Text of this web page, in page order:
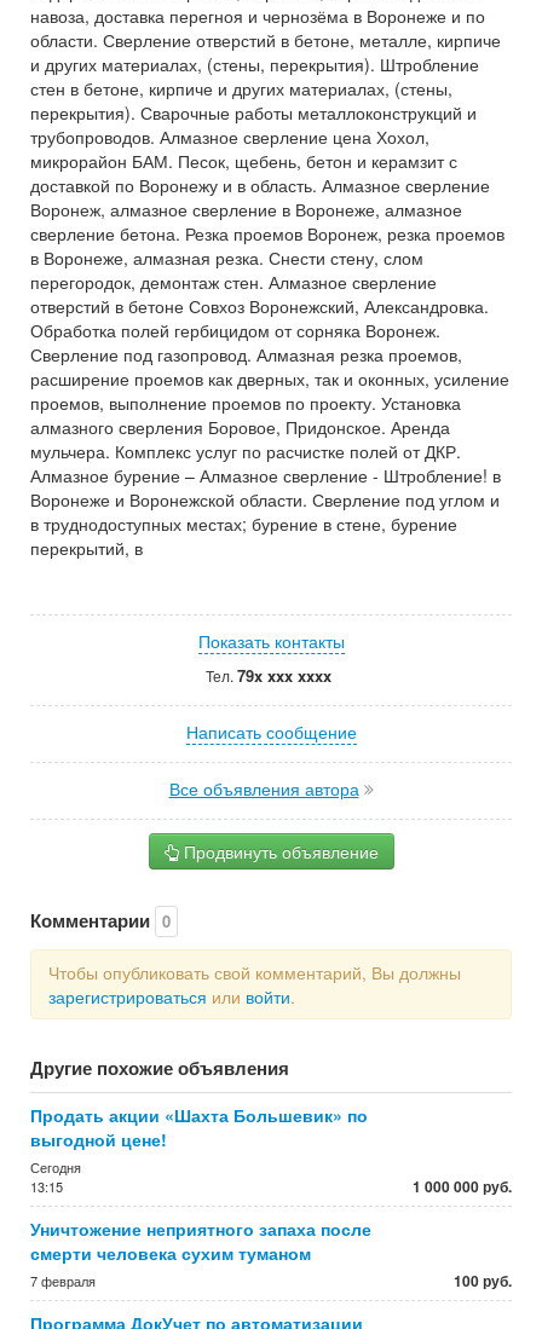
навоза, доставка перегноя и чернозёма в Воронеже и по
области. Сверление отверстий в бетоне, металле, кирпиче
и других материалах, (стены, перекрытия). Штробление
стен в бетоне, кирпиче и других материалах, (стены,
перекрытия). Сварочные работы металлоконструкций и
трубопроводов. Алмазное сверление цена Хохол,
микрорайон БАМ. Песок, щебень, бетон и керамзит с
доставкой по Воронежу и в область. Алмазное сверление
Воронеж, алмазное сверление в Воронеже, алмазное
сверление бетона. Резка проемов Воронеж, резка проемов
в Воронеже, алмазная резка. Снести стену, слом
перегородок, демонтаж стен. Алмазное сверление
отверстий в бетоне Совхоз Воронежский, Александровка.
Обработка полей гербицидом от сорняка Воронеж.
Сверление под газопровод. Алмазная резка проемов,
расширение проемов как дверных, так и оконных, усиление
проемов, выполнение проемов по проекту. Установка
алмазного сверления Боровое, Придонское. Аренда
мульчера. Комплекс услуг по расчистке полей от ДКР.
Алмазное бурение – Алмазное сверление - Штробление! в
Воронеже и Воронежской области. Сверление под углом и
в труднодоступных местах; бурение в стене, бурение
перекрытий, в
Показать контакты
Тел. 79x xxx xxxx
Написать сообщение
Все объявления автора
Продвинуть объявление
Комментарии 0
Чтобы опубликовать свой комментарий, Вы должны
зарегистрироваться или войти.
Другие похожие объявления
Продать акции «Шахта Большевик» по
выгодной цене!
Сегодня
13:15
1 000 000 руб.
Уничтожение неприятного запаха после
смерти человека сухим туманом
7 февраля 100 руб.
Программа ДокУчет по автоматизации